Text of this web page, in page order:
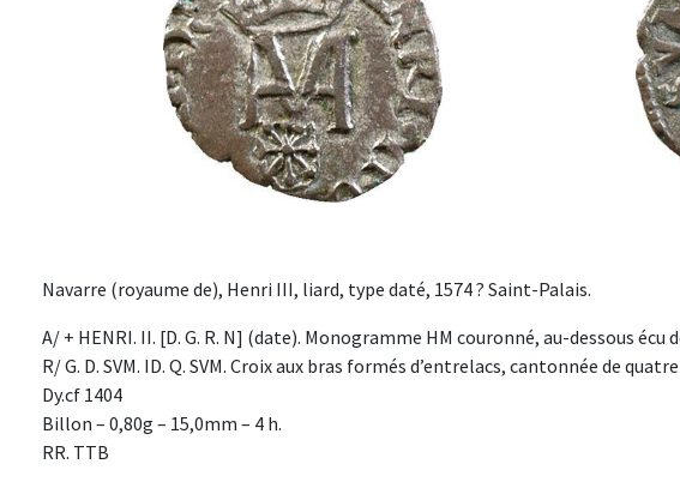
Navarre (royaume de), Henri III, liard, type daté, 1574 ? Saint-Palais.
A/ + HENRI. II. [D. G. R. N] (date). Monogramme HM couronné, au-dessous écu
R/ G. D. SVM. ID. Q. SVM. Croix aux bras formés d’entrelacs, cantonnée de
Dy.cf 1404
Billon – 0,80g – 15,0mm – 4 h.
RR. TTB